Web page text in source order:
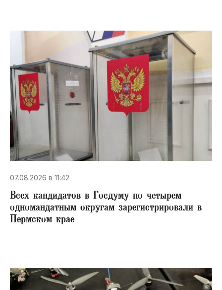
07.08.2026 в 11:42
Всех кандидатов в Госдуму по четырем
одномандатным округам зарегистрировали в
Пермском крае